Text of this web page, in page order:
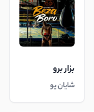
بزار برو
شایان یو